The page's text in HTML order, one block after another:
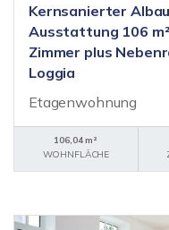
Kernsanierter
Ausstattung 106
Zimmer plus
Loggia
Etagenwohnung
106,04 m²
WOHNFLÄCHE